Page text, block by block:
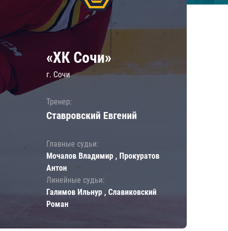
«ХК Сочи»
г. Сочи
Тренер:
Ставровский Евгений
Главные судьи:
Мочалов Владимир , Прокуратов
Антон
Линейные судьи:
Галимов Ильнур , Славиковский
Роман